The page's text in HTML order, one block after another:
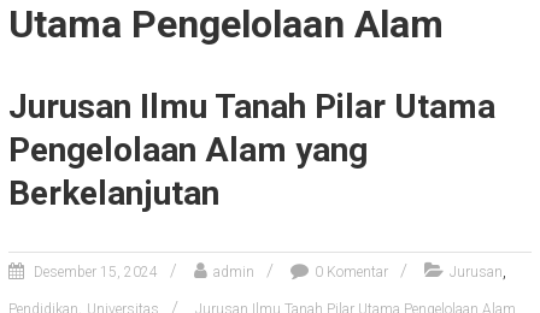
Utama Pengelolaan Alam
Jurusan Ilmu Tanah Pilar Utama
Pengelolaan Alam yang
Berkelanjutan
Desember 15, 2024 admin 0 Komentar Jurusan,
Pendidikan, Universitas Jurusan Ilmu Tanah Pilar Utama Pengelolaan Alam